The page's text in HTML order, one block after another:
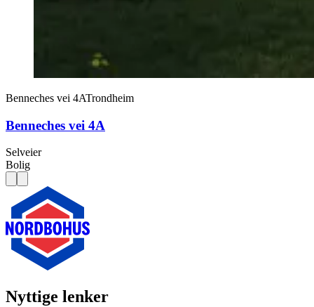
Benneches vei 4ATrondheim
Benneches vei 4A
Selveier
Bolig
Nyttige lenker